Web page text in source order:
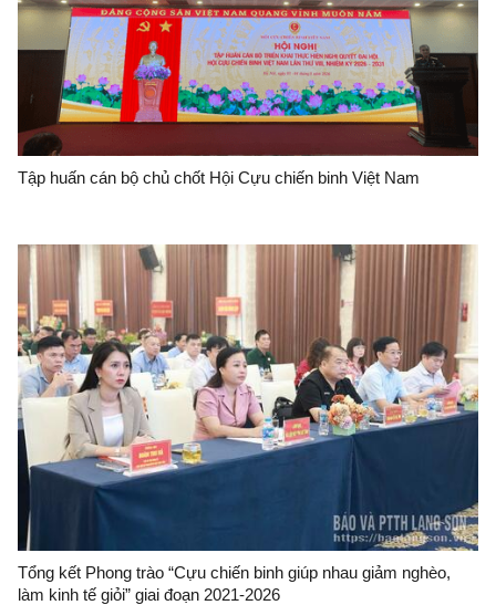
Tập huấn cán bộ chủ chốt Hội Cựu chiến binh Việt Nam
Tổng kết Phong trào “Cựu chiến binh giúp nhau giảm nghèo,
làm kinh tế giỏi” giai đoạn 2021-2026